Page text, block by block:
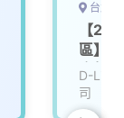
台北
【
區】-
會新
D-
司